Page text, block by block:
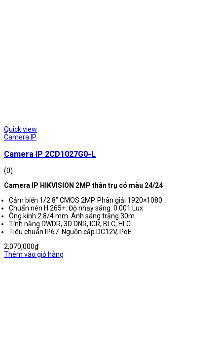
Quick view
Camera IP
Camera IP 2CD1027G0-L
(0)
Camera IP HIKVISION 2MP thân trụ có màu 24/24
Cảm biến 1/2.8” CMOS 2MP. Phân giải 1920×1080
Chuẩn nén H.265+. Độ nhạy sáng: 0.001 Lux
Ông kinh 2.8/4 mm. Ánh sáng trắng 30m
Tính năng DWDR, 3D DNR, ICR, BLC, HLC
Tiêu chuẩn IP67. Nguồn cấp DC12V, PoE
2,070,000₫
Thêm vào giỏ hàng